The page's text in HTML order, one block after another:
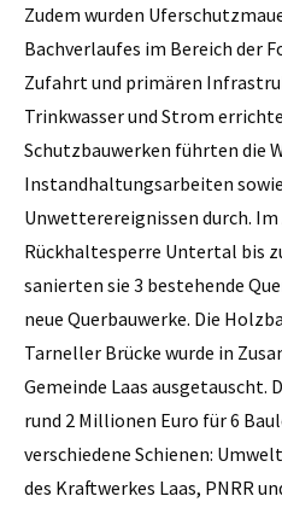
Zudem wurden
Bachverlaufes im Bereich der
Zufahrt und primären
Trinkwasser und Strom
Schutzbauwerken führten die
Instandhaltungsarbeiten
Unwetterereignissen durch.
Rückhaltesperre Untertal bis
sanierten sie 3 bestehende
neue Querbauwerke. Die
Tarneller Brücke wurde in
Gemeinde Laas ausgetauscht.
rund 2 Millionen Euro für 6
verschiedene Schienen:
des Kraftwerkes Laas, PNRR